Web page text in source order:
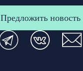
Предложить новость